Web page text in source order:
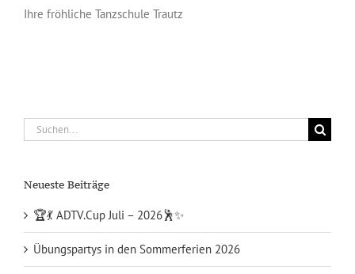
Ihre fröhliche Tanzschule Trautz
Suche
nach:
Neueste Beiträge
🏆💃 ADTV.Cup Juli – 2026🕺✨
Übungspartys in den Sommerferien 2026